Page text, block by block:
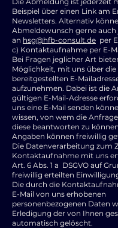
Beispiel über einen Link am
Newsletters. Alternativ
Abmeldewunsch gerne auch
an hsg@hfb-consult.de per
c) Kontaktaufnahme per E-
Bei Fragen jeglicher Art
Möglichkeit, mit uns über die
bereitgestellten E-
aufzunehmen. Dabei ist die
gültigen E-Mail-Adresse
uns eine E-Mail senden
wissen, von wem die
diese beantworten zu
Angaben können freiwillig
Die Datenverarbeitung zum
Kontaktaufnahme mit uns
Art. 6 Abs. 1 a DSGVO auf
freiwillig erteilten
Die durch die
E-Mail von uns erhobenen
personenbezogenen Daten
Erledigung der von Ihnen
automatisch gelöscht.